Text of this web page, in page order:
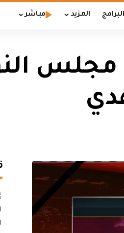
البرامج المزيد مباشر